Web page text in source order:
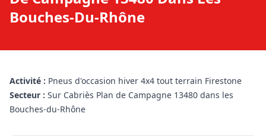
Bouches-Du-Rhône
Activité : Pneus d'occasion hiver 4x4 tout terrain Firestone
Secteur : Sur Cabriès Plan de Campagne 13480 dans les
Bouches-du-Rhône